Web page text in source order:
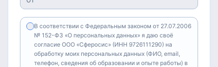
В соответствии с Федеральным законом от 27.07.2006
№ 152-ФЗ «О персональных данных» я даю своё
согласие ООО «Сферосис» (ИНН 9726111290) на
обработку моих персональных данных (ФИО, email,
телефон, сведения об образовании и опыте работы) в